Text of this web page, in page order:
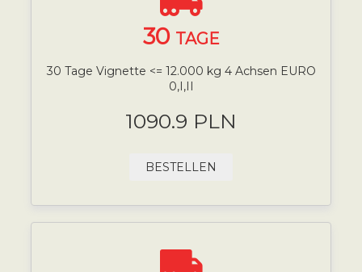
30 TAGE
30 Tage Vignette <= 12.000 kg 4 Achsen EURO
0,I,II
1090.9 PLN
BESTELLEN